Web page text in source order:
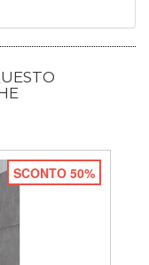
SCONTO 50%